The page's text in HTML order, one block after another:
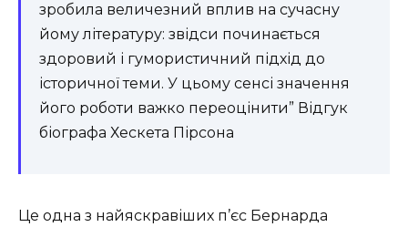
зробила величезний вплив на сучасну
йому літературу: звідси починається
здоровий і гумористичний підхід до
історичної теми. У цьому сенсі значення
його роботи важко переоцінити” Відгук
біографа Хескета Пірсона
Це одна з найяскравіших п’єс Бернарда